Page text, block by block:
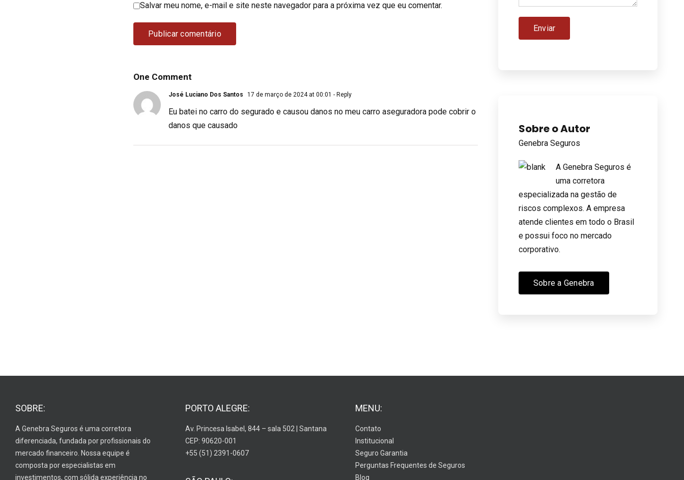
One Comment
José Luciano Dos Santos 17 de março de 2024 at 00:01 - Reply
Eu batei no carro do segurado e causou danos no meu carro aseguradora pode cobrir o
danos que causado
Salvar meu nome, e-mail e site neste navegador para a próxima vez que eu comentar.
Sobre o Autor
Genebra Seguros
A Genebra Seguros é
uma corretora
especializada na gestão de
riscos complexos. A empresa
atende clientes em todo o Brasil
e possui foco no mercado
corporativo.
Sobre a Genebra
SOBRE:
A Genebra Seguros é uma corretora
diferenciada, fundada por profissionais do
mercado financeiro. Nossa equipe é
composta por especialistas em
investimentos, com sólida experiência no
PORTO ALEGRE:
Av. Princesa Isabel, 844 – sala 502 | Santana
CEP: 90620-001
+55 (51) 2391-0607
MENU:
Contato
Institucional
Seguro Garantia
Perguntas Frequentes de Seguros
Blog